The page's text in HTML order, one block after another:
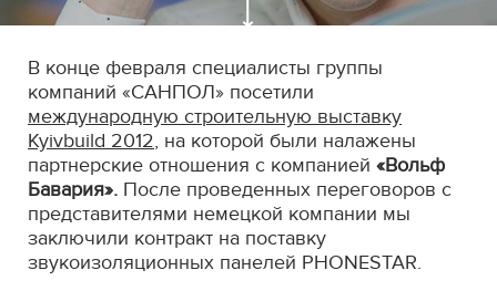
В конце февраля специалисты группы
компаний «САНПОЛ» посетили
международную строительную выставку
Kyivbuild 2012, на которой были налажены
партнерские отношения с компанией «Вольф
Бавария». После проведенных переговоров с
представителями немецкой компании мы
заключили контракт на поставку
звукоизоляционных панелей PHONESTAR.